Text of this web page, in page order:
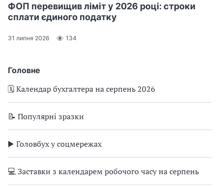
Головне
🗓️ Календар бухгалтера на серпень 2026
📝 Популярні зразки
▶️ Головбух у соцмережах
💻 Заставки з календарем робочого часу на серпень
ФОП перевищив ліміт у 2026 році: строки
сплати єдиного податку
31 липня 2026 134